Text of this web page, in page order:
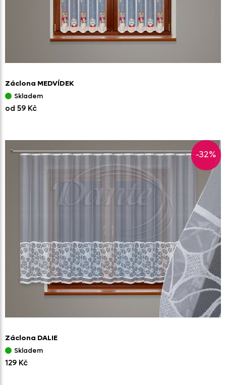
Záclona MEDVÍDEK
Skladem
od 59 Kč
-32%
Záclona DALIE
Skladem
129 Kč